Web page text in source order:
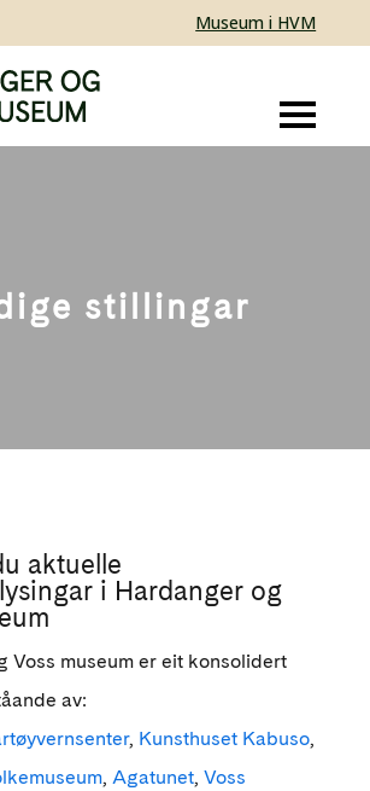
Museum i HVM
stillingar
aktuelle
i Hardanger og
Voss museum er eit konsolidert
av:
, Kunsthuset Kabuso,
, Agatunet, Voss